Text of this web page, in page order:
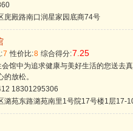
庑殿路南口润星家园底商74号
7 性价比:8 综合得分:7.25
馆中为追求健康与美好生活的您送去
放松。
18301295306
潞苑东路潞苑南里1号院17号楼1层17-